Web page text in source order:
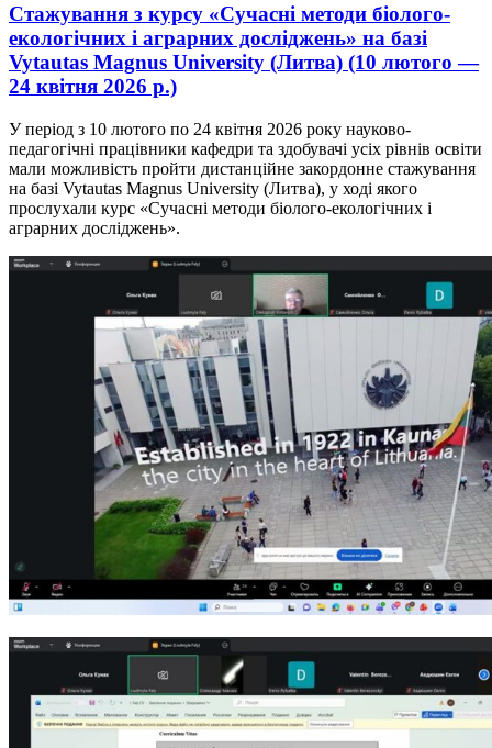
Стажування з курсу «Сучасні методи біолого-
екологічних і аграрних досліджень» на базі
Vytautas Magnus University (Литва) (10 лютого —
24 квітня 2026 р.)
У період з 10 лютого по 24 квітня 2026 року науково-
педагогічні працівники кафедри та здобувачі усіх рівнів освіти
мали можливість пройти дистанційне закордонне стажування
на базі Vytautas Magnus University (Литва), у ході якого
прослухали курс «Сучасні методи біолого-екологічних і
аграрних досліджень».